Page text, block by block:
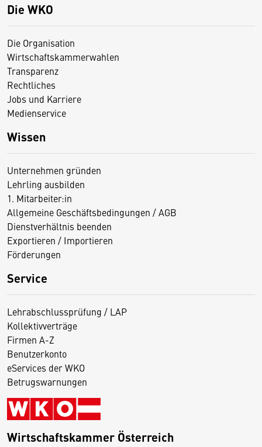
Die WKO
Die Organisation
Wirtschaftskammerwahlen
Transparenz
Rechtliches
Jobs und Karriere
Medienservice
Wissen
Unternehmen gründen
Lehrling ausbilden
1. Mitarbeiter:in
Allgemeine Geschäftsbedingungen / AGB
Dienstverhältnis beenden
Exportieren / Importieren
Förderungen
Service
Lehrabschlussprüfung / LAP
Kollektivverträge
Firmen A-Z
Benutzerkonto
eServices der WKO
Betrugswarnungen
Wirtschaftskammer Österreich